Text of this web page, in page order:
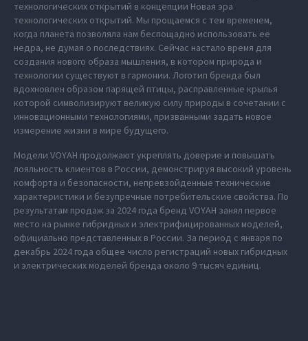
технологических открытий в концепции Новая эра
технологических открытий. Мы прощаемся с тем временем,
когда планета позволяла нам беспощадно использовать ее
недра, не думая о последствиях. Сейчас настало время для
создания нового образа мышления, в котором природа и
технологии существуют в гармонии. Логотип бренда был
вдохновлен образом парящей птицы, расправленные крылья
которой символизируют великую силу природы в сочетании с
инновационными технологиями, призванными задать новое
измерение жизни в мире будущего.
Модели VOYAH продолжают укреплять доверие и повышать
лояльность клиентов в России, демонстрируя высокий уровень
комфорта и безопасности, непревзойденные технические
характеристики и безупречные потребительские свойства. По
результатам продаж за 2024 года бренд VOYAH занял первое
место на рынке гибридных и электрифицированных моделей,
официально представленных в России. За период с января по
декабрь 2024 года общее число регистраций новых гибридных
и электрических моделей бренда около 9 тысяч единиц.